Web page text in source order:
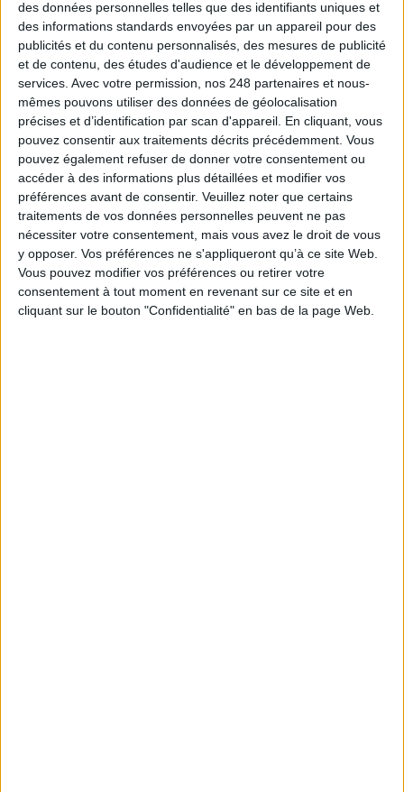
des données personnelles telles que des identifiants uniques et
des informations standards envoyées par un appareil pour des
publicités et du contenu personnalisés, des mesures de publicité
et de contenu, des études d'audience et le développement de
services. Avec votre permission, nos 248 partenaires et nous-
mêmes pouvons utiliser des données de géolocalisation
précises et d’identification par scan d'appareil. En cliquant, vous
pouvez consentir aux traitements décrits précédemment. Vous
pouvez également refuser de donner votre consentement ou
accéder à des informations plus détaillées et modifier vos
préférences avant de consentir. Veuillez noter que certains
traitements de vos données personnelles peuvent ne pas
nécessiter votre consentement, mais vous avez le droit de vous
y opposer. Vos préférences ne s'appliqueront qu’à ce site Web.
Vous pouvez modifier vos préférences ou retirer votre
consentement à tout moment en revenant sur ce site et en
cliquant sur le bouton "Confidentialité" en bas de la page Web.
Le plus beau but de tous les temps, signé Pelé,
reconstitué grâce à l'IA et aux archives
Construire et faire vivre son référentiel
d’archivage : mode d’emploi, entre conformité et
mémoire
Les Archives nationales du Luxembourg en mission